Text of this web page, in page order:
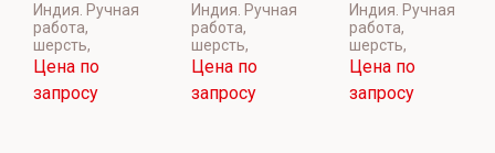
Индия. Ручная
работа,
шерсть,
Цена по
запросу
Индия. Ручная
работа,
шерсть,
Цена по
запросу
Индия. Ручная
работа,
шерсть,
Цена по
запросу